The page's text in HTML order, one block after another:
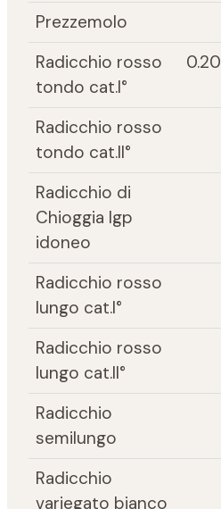
Prezzemolo
Radicchio rosso
tondo cat.I°
0.20
Radicchio rosso
tondo cat.II°
Radicchio di
Chioggia Igp
idoneo
Radicchio rosso
lungo cat.I°
Radicchio rosso
lungo cat.II°
Radicchio
semilungo
Radicchio
variegato bianco